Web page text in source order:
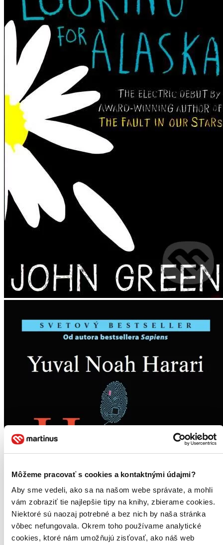
Môžeme pracovať s cookies a kontaktnými údajmi?
Aby sme vedeli, ako sa na našom webe správate, a mohli
vám zobraziť tie najlepšie tipy na knihy, zbierame cookies.
Niektoré sú naozaj potrebné a bez nich by naša stránka
vôbec nefungovala. Okrem toho používame analytické
cookies, ktoré nám umožňujú zisťovať, ako náš web